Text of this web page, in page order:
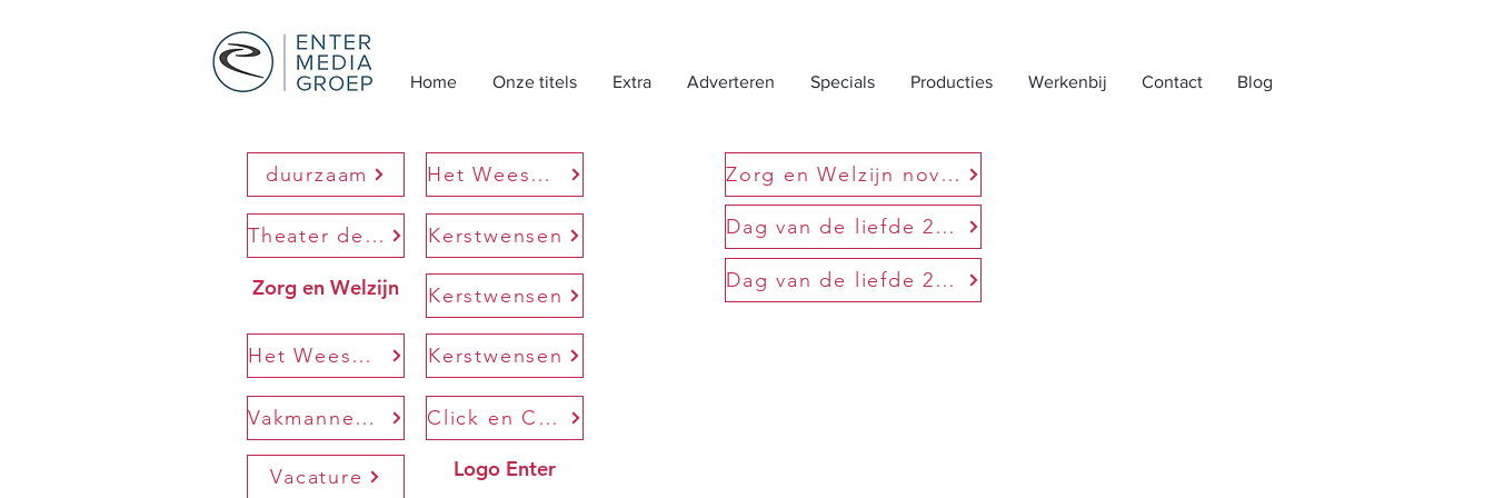
Home Onze titels Extra Adverteren Specials Producties Werkenbij Contact Blog
duurzaam
Theater de Omval
Zorg en Welzijn
Het Weesper Cadeaumagazine
Het Weesper Cadeaumagazine
Kerstwensen
Kerstwensen
Kerstwensen
Vakmannen/vakvrouwen Gooi en Eembode
Vacature
Click en Collect & Bel en Bestel
Logo Enter
Zorg en Welzijn november 2021
Dag van de liefde 2022
Dag van de liefde 2022 G&E